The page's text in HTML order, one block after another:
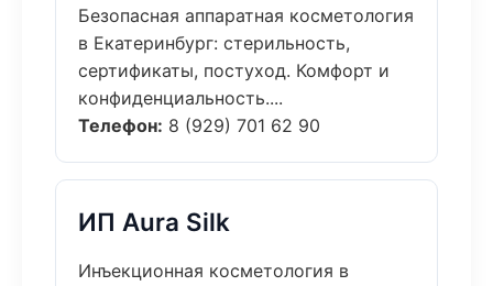
Безопасная аппаратная косметология
в Екатеринбург: стерильность,
сертификаты, постуход. Комфорт и
конфиденциальность....
Телефон: 8 (929) 701 62 90
ИП Aura Silk
Инъекционная косметология в